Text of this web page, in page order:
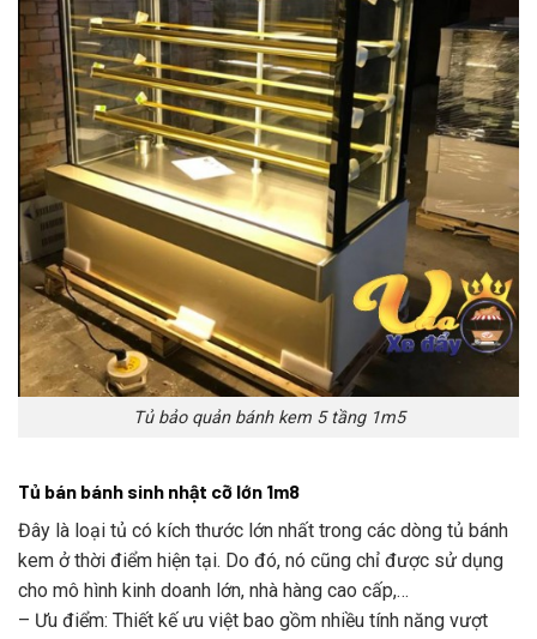
Tủ bảo quản bánh kem 5 tầng 1m5
Tủ bán bánh sinh nhật cỡ lớn 1m8
Đây là loại tủ có kích thước lớn nhất trong các dòng tủ bánh
kem ở thời điểm hiện tại. Do đó, nó cũng chỉ được sử dụng
cho mô hình kinh doanh lớn, nhà hàng cao cấp,…
– Ưu điểm: Thiết kế ưu việt bao gồm nhiều tính năng vượt